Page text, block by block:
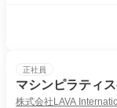
正社員
マシンピラティ
株式会社LAVA